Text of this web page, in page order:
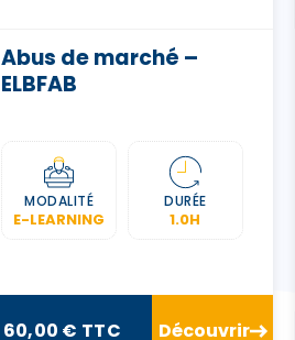
Abus de marché –
ELBFAB
MODALITÉ
E-LEARNING
DURÉE
1.0H
60,00 € TTC Découvrir